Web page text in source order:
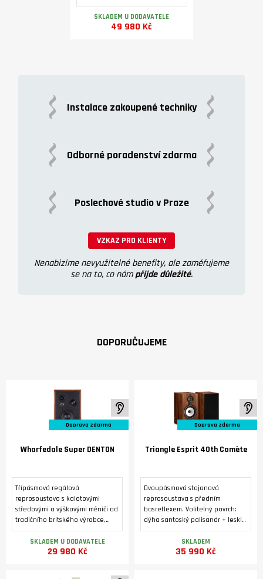
Heritage. Povrchová úprava je
dýhou ve třech barevných
variantách.
SKLADEM U DODAVATELE
49 980 Kč
Instalace zakoupené techniky
Odborné poradenství zdarma
Poslechové studio v Praze
VZKAZ PRO KLIENTY
Nenabizime nevyužitelné benefity, ale zaměřujeme
se na to, co námpřijde důležité.
DOPORUČUJEME
K poslechu ve studiu
Doprava zdarma
Wharfedale Super DENTON
Třípásmová regálová
reprosoustava s kalotovými
středovými a výškovými měniči od
tradičního britského výrobce,
vyráběná ve třech barevných
variantách. Luxusní úprava s
pravou dýhou.
SKLADEM U DODAVATELE
29 980 Kč
Doprava zdarma
Triangle Esprit 40th Comète
Dvoupásmová stojanová
reprosoustava s předním
basreflexem. Volitelný povrch:
dýha santoský palisandr + lesklý
lak, nebo zlatý dub. Výškový
reproduktor 25 mm s kompozitní
hořčíkovou kalotou. Basový
SKLADEM
35 990 Kč